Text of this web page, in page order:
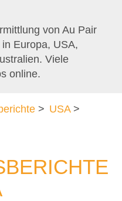
von Au Pair
Europa, USA,
Viele
online.
> USA>